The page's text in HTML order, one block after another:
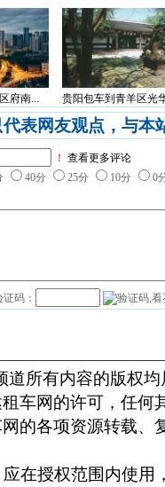
府南... 贵阳包车到青羊区光
表网友观点，与本
！ 查看更多评论
40分 25分 10分 0
码：
道所有内容的版权
车网的许可，任何
的各项资源转载、
在授权范围内使用